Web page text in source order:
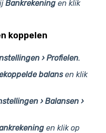
Bankrekening en klik
koppelen
› Profielen.
balansen klik
› Balansen ›
en klik op